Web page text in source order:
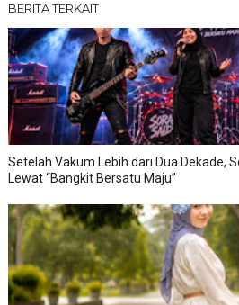
BERITA TERKAIT
Setelah Vakum Lebih dari Dua Dekade,
Lewat “Bangkit Bersatu Maju”